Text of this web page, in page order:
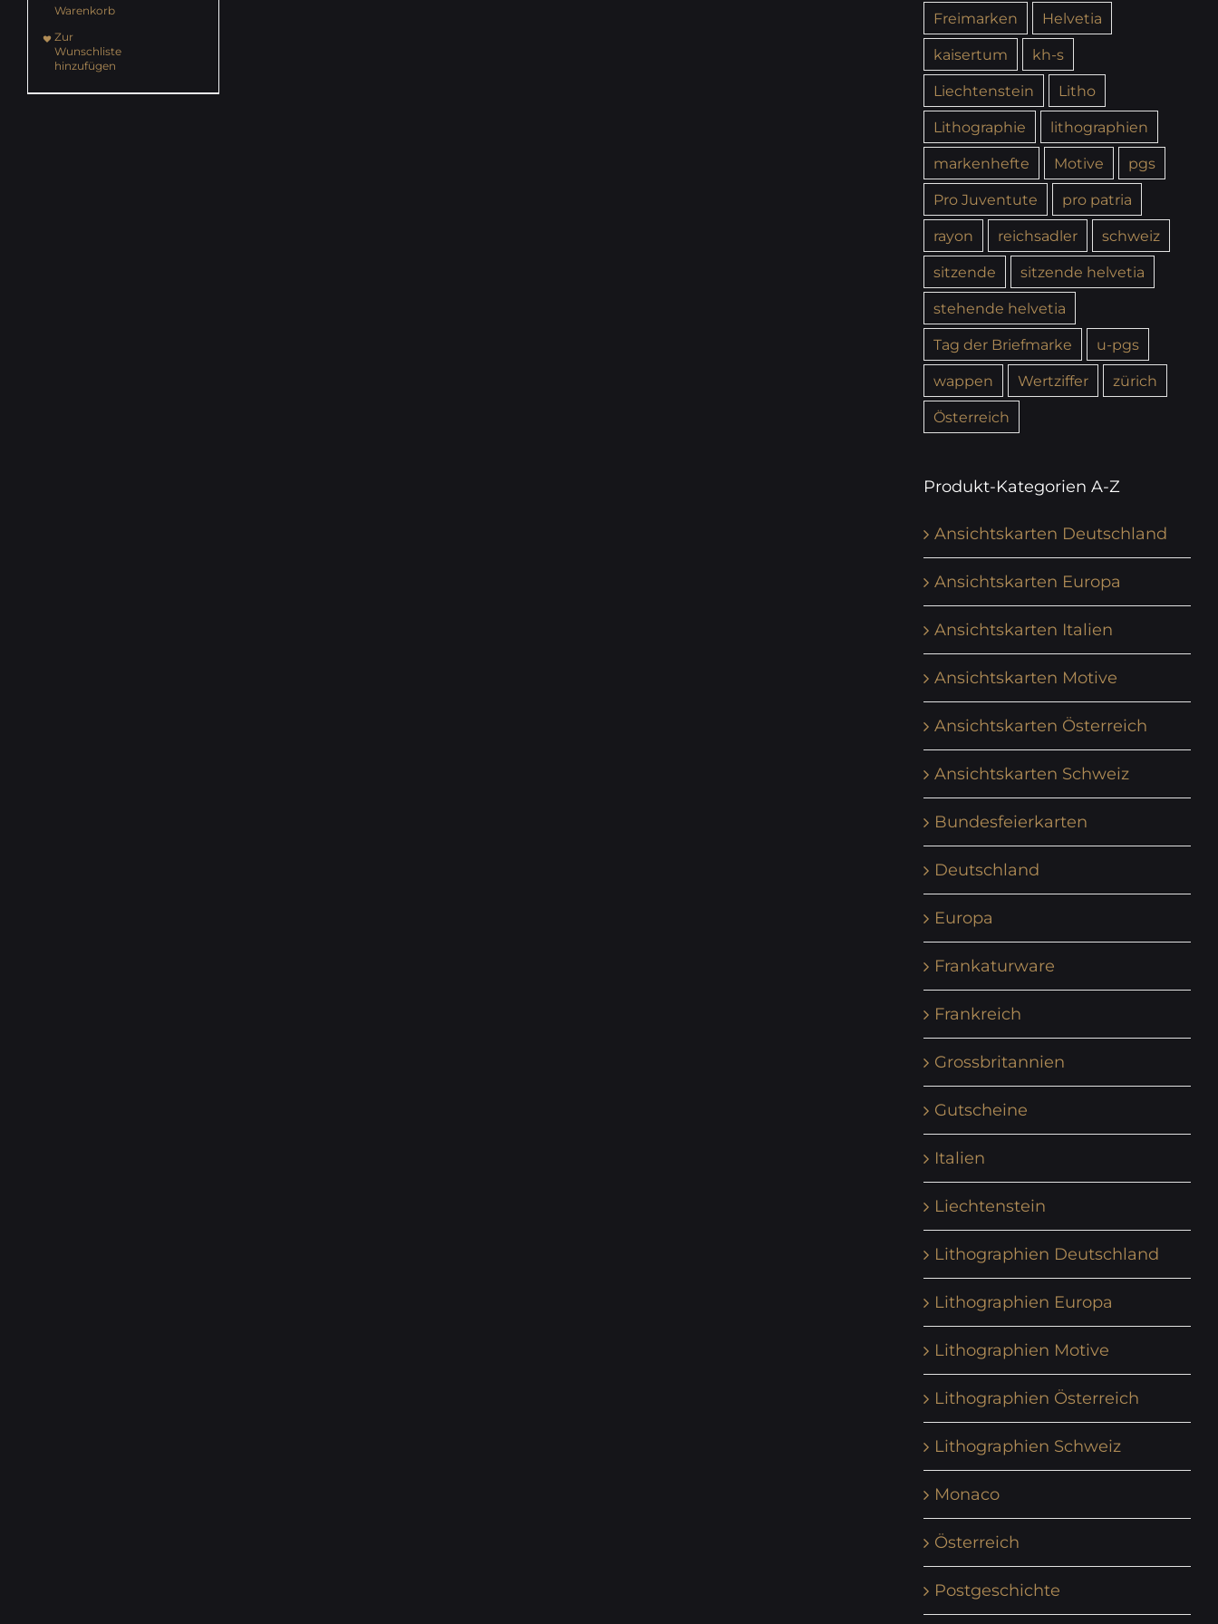
Warenkorb
Zur
Wunschliste
hinzufügen
Freimarken
Helvetia
kaisertum
kh-s
Liechtenstein
Litho
Lithographie
lithographien
markenhefte
Motive
pgs
Pro Juventute
pro patria
rayon
reichsadler
schweiz
sitzende
sitzende helvetia
stehende helvetia
Tag der Briefmarke
u-pgs
wappen
Wertziffer
zürich
Österreich
Produkt-Kategorien A-Z
Ansichtskarten Deutschland
Ansichtskarten Europa
Ansichtskarten Italien
Ansichtskarten Motive
Ansichtskarten Österreich
Ansichtskarten Schweiz
Bundesfeierkarten
Deutschland
Europa
Frankaturware
Frankreich
Grossbritannien
Gutscheine
Italien
Liechtenstein
Lithographien Deutschland
Lithographien Europa
Lithographien Motive
Lithographien Österreich
Lithographien Schweiz
Monaco
Österreich
Postgeschichte